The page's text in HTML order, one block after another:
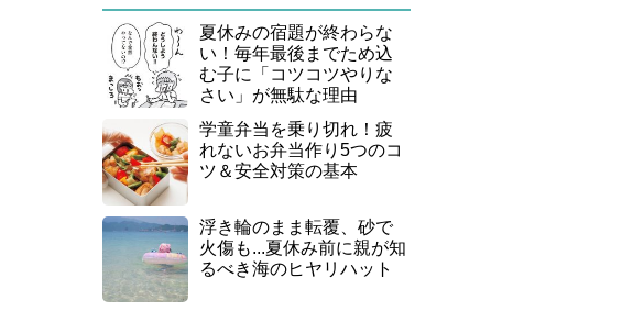
夏休みの宿題が終わらな
い！毎年最後までため込
む子に「コツコツやりな
さい」が無駄な理由
学童弁当を乗り切れ！疲
れないお弁当作り5つのコ
ツ＆安全対策の基本
浮き輪のまま転覆、砂で
火傷も...夏休み前に親が知
るべき海のヒヤリハット